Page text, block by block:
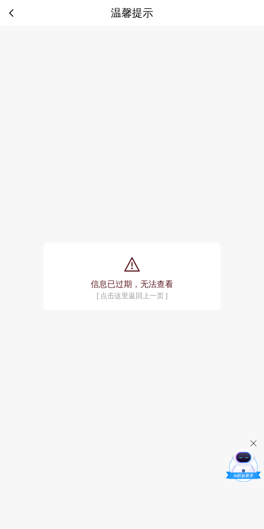
温馨提示
tip:
信息已过期，无法查看
[ 点击这里返回上一页 ]